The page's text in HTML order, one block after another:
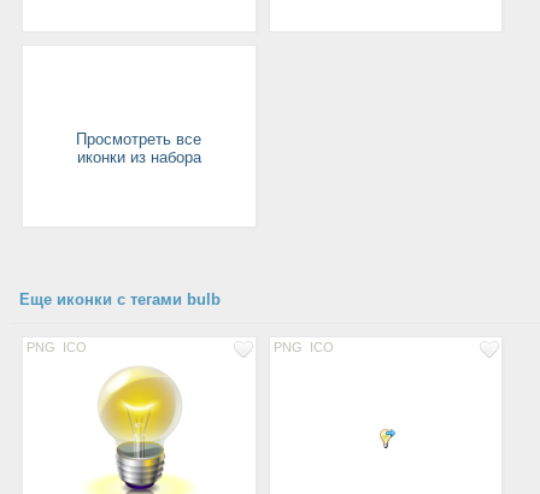
Просмотреть все
иконки из набора
Еще иконки с тегами bulb
PNG ICO PNG ICO